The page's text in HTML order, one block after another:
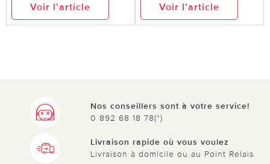
Voir l’article Voir l’article
Nos conseillers sont à votre service!
0 892 68 18 78(*)
Livraison rapide où vous voulez
Livraison à domicile ou au Point Relais